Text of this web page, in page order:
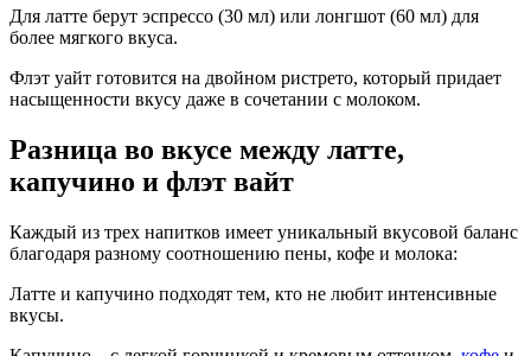
Для латте берут эспрессо (30 мл) или лонгшот (60 мл) для
более мягкого вкуса.
Флэт уайт готовится на двойном ристрето, который придает
насыщенности вкусу даже в сочетании с молоком.
Разница во вкусе между латте,
капучино и флэт вайт
Каждый из трех напитков имеет уникальный вкусовой баланс
благодаря разному соотношению пены, кофе и молока:
Латте и капучино подходят тем, кто не любит интенсивные
вкусы.